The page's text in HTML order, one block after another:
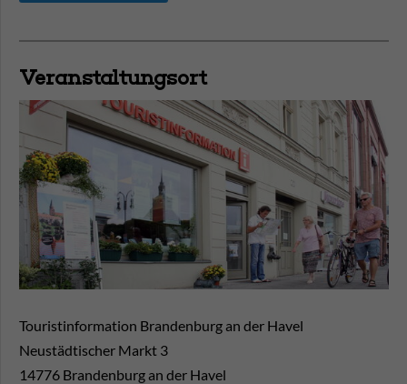
Veranstaltungsort
Touristinformation Brandenburg an der Havel
Neustädtischer Markt 3
14776 Brandenburg an der Havel